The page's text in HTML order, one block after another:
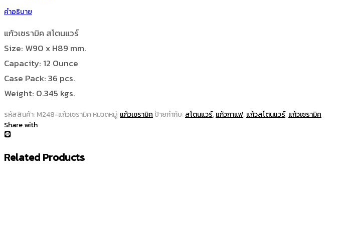
คำอธิบาย
แก้วเซรามิค สโตนแวร์
Size: W90 x H89 mm.
Capacity: 12 Ounce
Case Pack: 36 pcs.
Weight: 0.345 kgs.
รหัสสินค้า:M248-แก้วเซรามิค หมวดหมู่:แก้วเซรามิค ป้ายกำกับ:สโตนแวร์, แก้วกาแฟ, แก้วสโตนแวร์, แก้วเซรามิค
Share with
Related Products